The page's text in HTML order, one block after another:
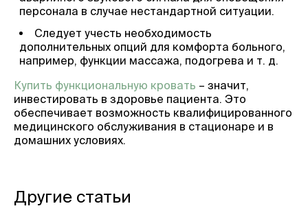
персонала в случае нестандартной ситуации.
Следует учесть необходимость
дополнительных опций для комфорта больного,
например, функции массажа, подогрева и т. д.
Купить функциональную кровать – значит,
инвестировать в здоровье пациента. Это
обеспечивает возможность квалифицированного
медицинского обслуживания в стационаре и в
домашних условиях.
Другие статьи